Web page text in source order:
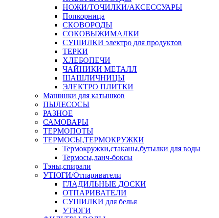
НОЖИ/ТОЧИЛКИ/АКСЕССУАРЫ
Попкорница
СКОВОРОДЫ
СОКОВЫЖИМАЛКИ
СУШИЛКИ электро для продуктов
ТЕРКИ
ХЛЕБОПЕЧИ
ЧАЙНИКИ МЕТАЛЛ
ШАШЛИЧНИЦЫ
ЭЛЕКТРО ПЛИТКИ
Машинки для катышков
ПЫЛЕСОСЫ
РАЗНОЕ
САМОВАРЫ
ТЕРМОПОТЫ
ТЕРМОСЫ,ТЕРМОКРУЖКИ
Термокружки,стаканы,бутылки для воды
Термосы,ланч-боксы
Тэны,спирали
УТЮГИ/Отпариватели
ГЛАДИЛЬНЫЕ ДОСКИ
ОТПАРИВАТЕЛИ
СУШИЛКИ для белья
УТЮГИ